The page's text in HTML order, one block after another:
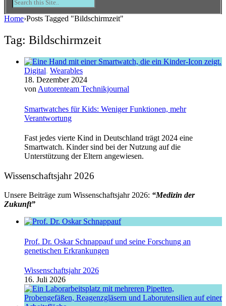
Home›Posts Tagged "Bildschirmzeit"
Tag: Bildschirmzeit
Digital, Wearables
18. Dezember 2024
von Autorenteam Technikjournal
Smartwatches für Kids: Weniger Funktionen, mehr
Verantwortung
Fast jedes vierte Kind in Deutschland trägt 2024 eine
Smartwatch. Kinder sind bei der Nutzung auf die
Unterstützung der Eltern angewiesen.
Wissenschaftsjahr 2026
Unsere Beiträge zum Wissenschaftsjahr 2026: “Medizin der
Zukunft”
Prof. Dr. Oskar Schnappauf und seine Forschung an
genetischen Erkrankungen
Wissenschaftsjahr 2026
16. Juli 2026